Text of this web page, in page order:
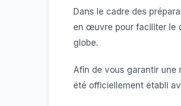
Dans le cadre des
en œuvre pour faciliter le
globe.
Afin de vous garantir une
été officiellement établi